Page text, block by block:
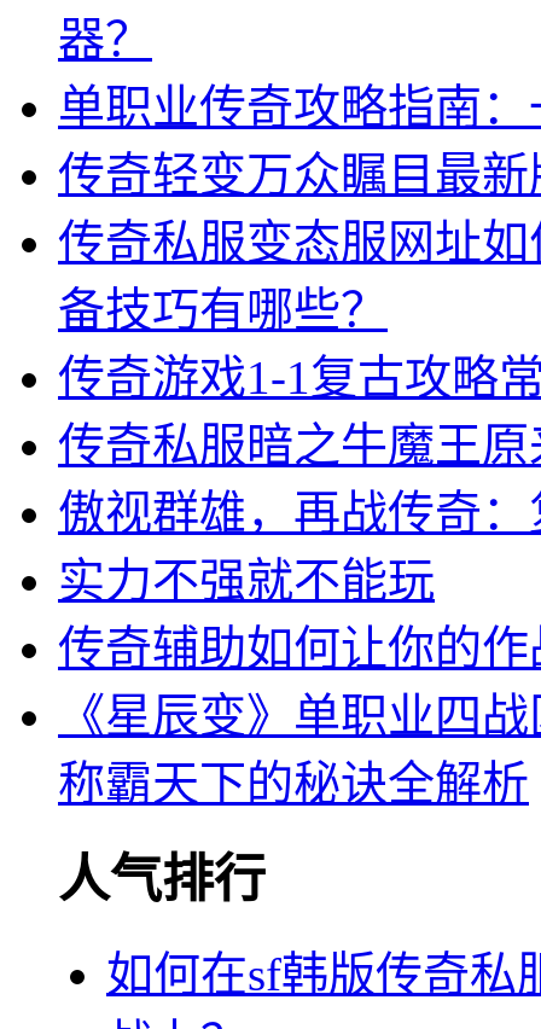
器？
单职业传奇攻略指南
传奇轻变万众瞩目最
传奇私服变态服网址
备技巧有哪些？
传奇游戏1-1复古攻略
传奇私服暗之牛魔王
傲视群雄，再战传奇
实力不强就不能玩
传奇辅助如何让你的
《星辰变》单职业四
称霸天下的秘诀全解析
人气排行
如何在sf韩版传奇私